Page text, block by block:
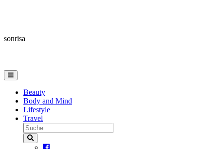
sonrisa
Beauty
Body and Mind
Lifestyle
Travel